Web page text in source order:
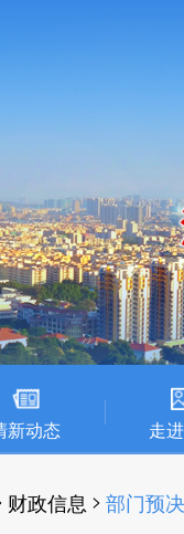
新动态 走
财政信息 > 部门预